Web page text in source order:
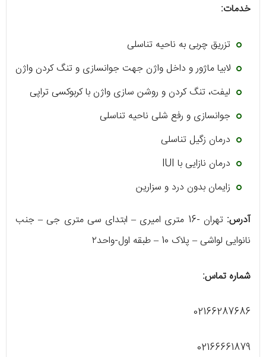
خدمات:
تزریق چربی به ناحیه تناسلی
لابیا ماژور و داخل واژن جهت جوانسازی و تنگ کردن واژن
لیفت، تنگ کردن و روشن سازی واژن با کربوکسی تراپی
جوانسازی و رفع شلی ناحیه تناسلی
درمان زگیل تناسلی
درمان نازایی با IUI
زایمان بدون درد و سزارین
آدرس:
تهران -16 متری امیری – ابتدای سی متری جی – جنب
نانوایی لواشی – پلاک 10 – طبقه اول-واحد٢
شماره تماس:
02166287686
02166661879